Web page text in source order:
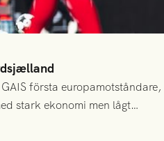
första europamotståndare,
stark ekonomi men lågt
styrka och individuell